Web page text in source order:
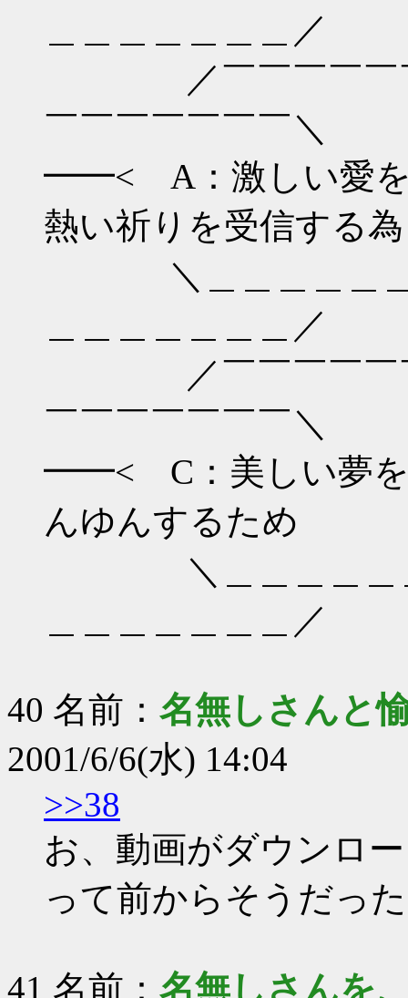
＿＿＿＿＿＿＿／
／￣￣￣￣￣￣
￣￣￣￣￣￣￣＼
━━< A：激しい
熱い祈りを受
＼＿＿＿＿＿＿
＿＿＿＿＿＿＿／
／￣￣￣￣￣￣
￣￣￣￣￣￣￣＼
━━< C：美しい
んゆんする
＼＿＿＿＿＿＿
＿＿＿＿＿＿＿／
40 名前： 名無しさんと
2001/6/6(水) 14:04
>>38
お、動画がダウンロ
って前からそうだっ
41 名前： 名無しさんを